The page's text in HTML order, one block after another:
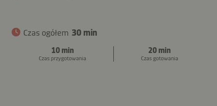
Czas ogółem 30 min
10 min
Czas przygotowania
20 min
Czas gotowania